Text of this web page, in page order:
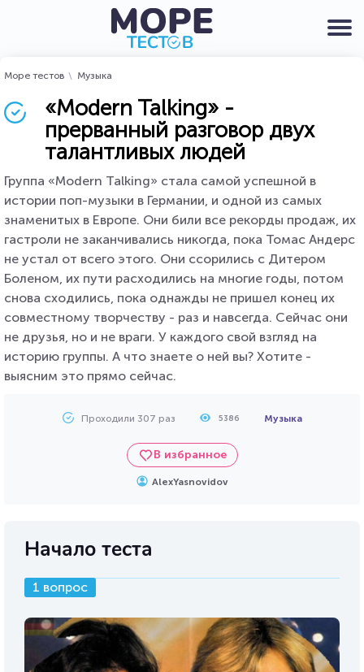
Море тестов Музыка
«Modern Talking» -
прерванный разговор двух
талантливых людей
Группа «Modern Talking» стала самой успешной в
истории поп-музыки в Германии, и одной из самых
знаменитых в Европе. Они били все рекорды продаж, их
гастроли не заканчивались никогда, пока Томас Андерс
не устал от всего этого. Они ссорились с Дитером
Боленом, их пути расходились на многие годы, потом
снова сходились, пока однажды не пришел конец их
совместному творчеству - раз и навсегда. Сейчас они
не друзья, но и не враги. У каждого свой взгляд на
историю группы. А что знаете о ней вы? Хотите -
выясним это прямо сейчас.
Проходили 307 раз 5386 Музыка
В избранное
AlexYasnovidov
Начало теста
1 вопрос